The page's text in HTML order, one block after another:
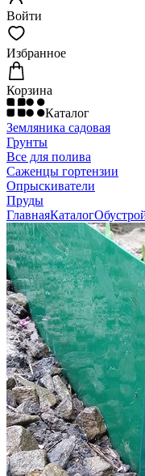
Войти
Избранное
Корзина
Каталог
Земляника садовая
Грунты
Все для полива
Саженцы гортензии
Опрыскиватели
Пруды
ГлавнаяКаталог